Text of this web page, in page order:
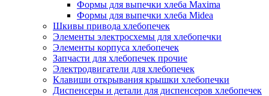
Формы для выпечки хлеба Maxima
Формы для выпечки хлеба Midea
Шкивы привода хлебопечек
Элементы электросхемы для хлебопечки
Элементы корпуса хлебопечек
Запчасти для хлебопечек прочие
Электродвигатели для хлебопечек
Клавиши открывания крышки хлебопечки
Диспенсеры и детали для диспенсеров хлебопечек